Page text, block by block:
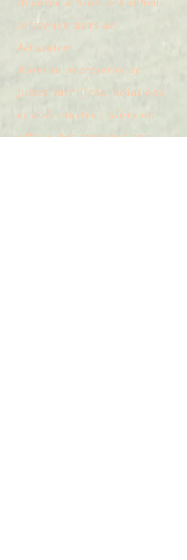
Accorde à Sion le bonheur,
relève les murs de
Jérusalem.
Alors tu accepteras de
justes sacrifices, oblations
et holocaustes ; alors on
offrira des taureaux sur